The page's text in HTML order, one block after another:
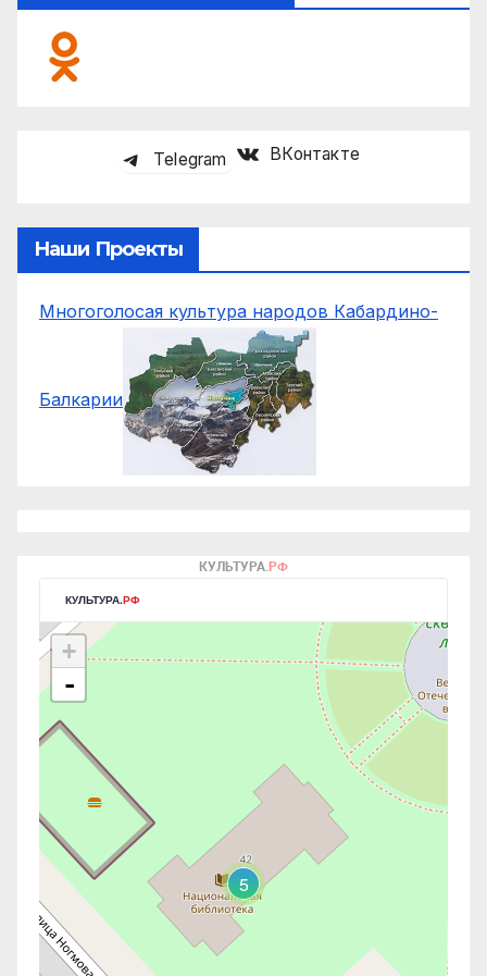
Telegram ВКонтакте
Наши Проекты
Многоголосая культура народов Кабардино-
Балкарии